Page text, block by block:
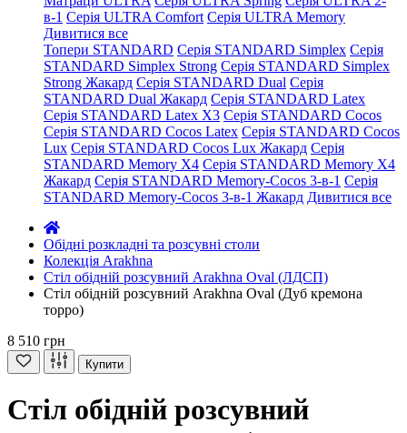
в-1 Серія ULTRA Comfort Серія ULTRA Memory
Дивитися все
Топери STANDARD Серія STANDARD Simplex Серія
STANDARD Simplex Strong Серія STANDARD Simplex
Strong Жакард Серія STANDARD Dual Серія
STANDARD Dual Жакард Серія STANDARD Latex
Серія STANDARD Latex X3 Серія STANDARD Cocos
Серія STANDARD Cocos Latex Серія STANDARD Cocos
Lux Серія STANDARD Cocos Lux Жакард Серія
STANDARD Memory X4 Серія STANDARD Memory X4
Жакард Серія STANDARD Memory-Cocos 3-в-1 Серія
STANDARD Memory-Cocos 3-в-1 Жакард Дивитися все
Обідні розкладні та розсувні столи
Колекція Arakhna
Стіл обідній розсувний Arakhna Oval (ЛДСП)
Стіл обідній розсувний Arakhna Oval (Дуб кремона
торро)
8 510 грн
Купити
Стіл обідній розсувний